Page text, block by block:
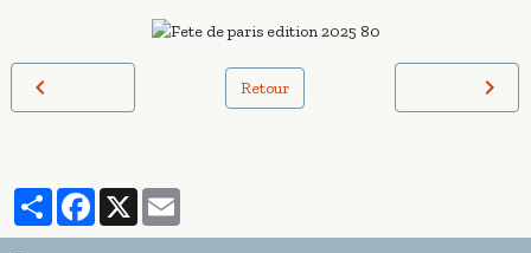
Retour
PartagerFacebook
X